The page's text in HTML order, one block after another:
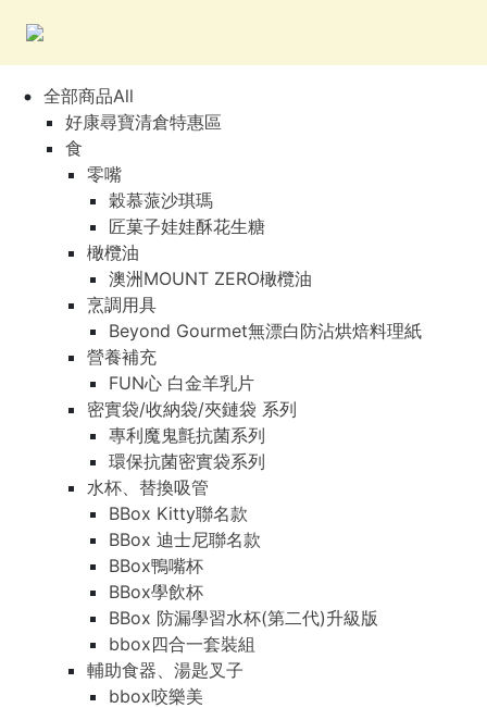
全部商品All
好康尋寶清倉特惠區
食
零嘴
穀慕蒎沙琪瑪
匠菓子娃娃酥花生糖
橄欖油
澳洲MOUNT ZERO橄欖油
烹調用具
Beyond Gourmet無漂白防沾烘焙料理紙
營養補充
FUN心 白金羊乳片
密實袋/收納袋/夾鏈袋 系列
專利魔鬼氈抗菌系列
環保抗菌密實袋系列
水杯、替換吸管
BBox Kitty聯名款
BBox 迪士尼聯名款
BBox鴨嘴杯
BBox學飲杯
BBox 防漏學習水杯(第二代)升級版
bbox四合一套裝組
輔助食器、湯匙叉子
bbox咬樂美